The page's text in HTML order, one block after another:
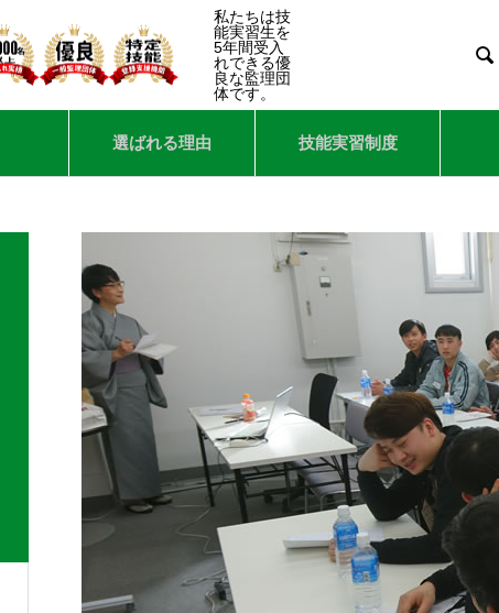
私たちは技
能実習生を
5年間受入
れできる優
良な監理団
体です。

選ばれる理由 技能実習制度